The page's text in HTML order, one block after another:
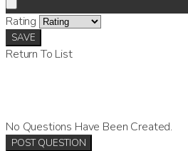
Rating
SAVE
Return To List
No Questions Have Been Created.
POST QUESTION